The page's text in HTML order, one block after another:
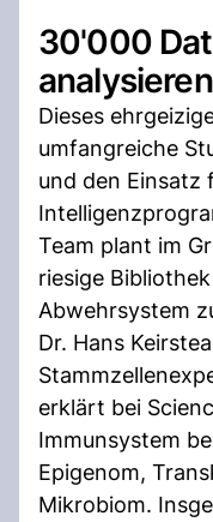
30'000
analysieren
Dieses
umfangreiche
und den
Team plant im
riesige
Abwehrsystem
Dr. Hans
erklärt bei
Immunsystem
Epigenom,
Mikrobiom.